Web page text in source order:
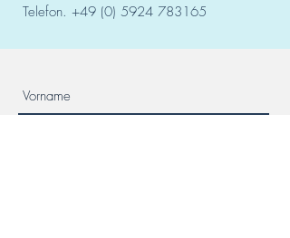
Telefon. +49 (0) 5924 783165